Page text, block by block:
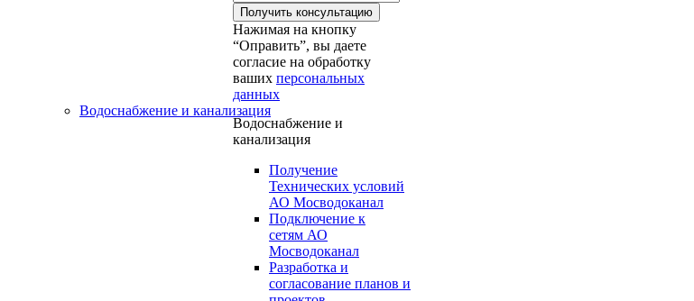
Нажимая на кнопку
“Оправить”, вы даете
согласие на обработку
ваших персональных
данных
Водоснабжение и канализация
Водоснабжение и
канализация
Получение
Технических условий
АО Мосводоканал
Подключение к
сетям АО
Мосводоканал
Разработка и
согласование планов и